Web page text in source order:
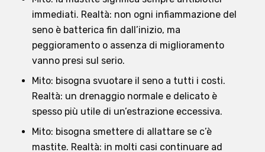
immediati. Realtà: non ogni infiammazione del
seno è batterica fin dall’inizio, ma
peggioramento o assenza di miglioramento
vanno presi sul serio.
Mito: bisogna svuotare il seno a tutti i costi.
Realtà: un drenaggio normale e delicato è
spesso più utile di un’estrazione eccessiva.
Mito: bisogna smettere di allattare se c’è
mastite. Realtà: in molti casi continuare ad